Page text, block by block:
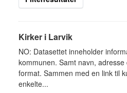
Kirker i Larvik
NO: Datasettet inneholder
kommunen. Samt navn,
format. Sammen med en link til
enkelte...